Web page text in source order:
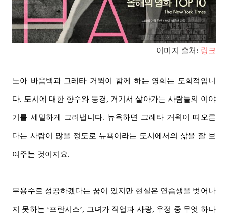
이미지 출처: 링크
노아 바움백과 그레타 거윅이 함께 하는 영화는 도회적입니
다. 도시에 대한 향수와 동경, 거기서 살아가는 사람들의 이야
기를 세밀하게 그려냅니다. 뉴욕하면 그레타 거윅이 떠오른
다는 사람이 많을 정도로 뉴욕이라는 도시에서의 삶을 잘 보
여주는 것이지요.
무용수로 성공하겠다는 꿈이 있지만 현실은 연습생을 벗어나
지 못하는 ‘프란시스’, 그녀가 직업과 사랑, 우정 중 무엇 하나